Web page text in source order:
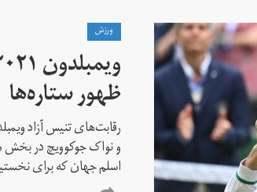
ورزش
ظهور ستاره‌ها
رقابت‌های تنیس آزاد
و نواک جوکوویچ در بخش
اسلم جهان که برای